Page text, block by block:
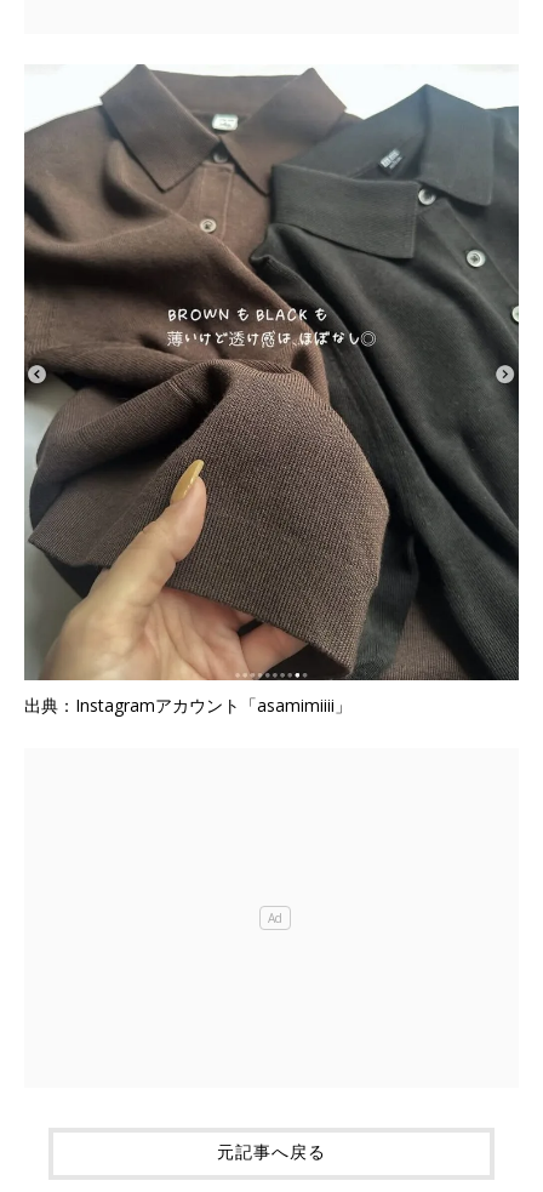
出典：Instagramアカウント「asamimiiii」
元記事へ戻る